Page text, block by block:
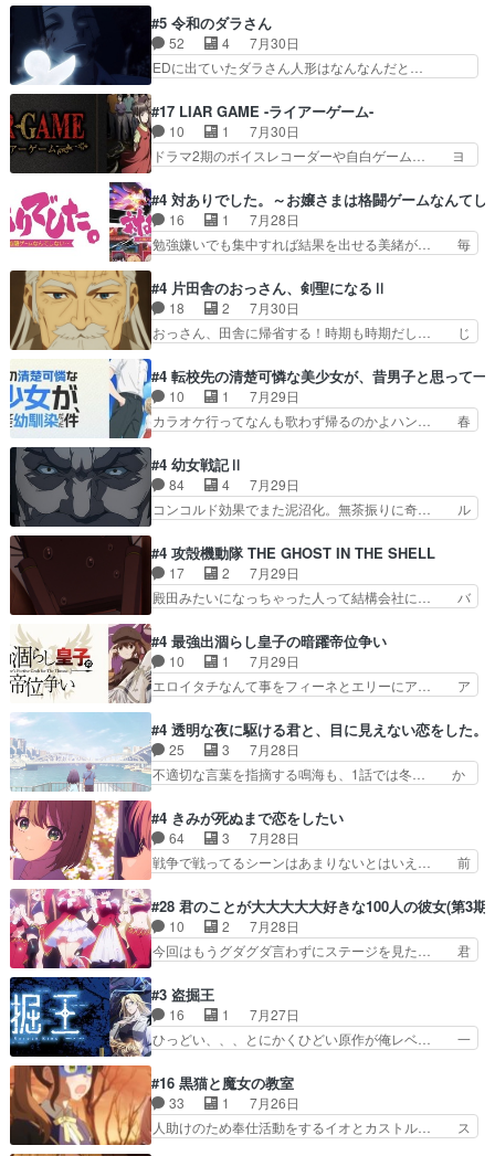
組みか‥Lv200帯の… そのために役割を超越する
者の出現させるた… アリスのお陰で他の勇者達も
共闘してくれ魔…
ちゃんの恋愛話をしたり、タバコを生産… ここう
っすら思ったことズバリ言ってくれて… おかし
い、さわやかだ 世話好きの陰に支配… ヤクねこ
のクワガタ取りの話見て切なくなっ… 普段は選別
れww唐突な作画力の正… なんか今日はかなり一
瞬で終わっちまったっ… 先週と比べてまだまとも
に見えた。4話は過…
#5 令和のダラさん
52 4
7月30日
EDに出ていたダラさん人形はなんなんだと…
惨な過去がきっちり現代に継承されている… ダラ
さんと姉弟の母との出会いの話やはりダ… ダラさ
んの過去話も佳境…げに恐ろしいは人… 第５話感
想：２人の過剰な貢ぎ物?の礼とし… 第５話感
系列が4話と入れ替わってるのね… こんなデカイ
のどうやって運ぶんだよ！？姉… ダラさん、人型
形態にもなれるんか!?w髪…
#17 LIAR GAME -ライアーゲーム-
10 1
7月30日
ドラマ2期のボイスレコーダーや自白ゲーム… ヨ
国の奴らも馬鹿が多いが、夜の国も同じ… ご視聴
ありがとうございました来週もよろし… 握った◯
治郎（中の人的に）仲間であるプレ… ヨコヤの頭
の回転の速さと人間の心理を利用… 夜の国のヨコ
で夜の国の独裁支配を強化、… やはりヨコヤいい
ですね。昼の国が勝てる流… 役で出演いたしまし
た。次回も緊張が止まり…
#4 対ありでした。～お嬢さまは格闘ゲームなんてし
16 1
7月28日
勉強嫌いでも集中すれば結果を出せる美緒が… 毎
なゲームも相手が強すぎるとやる気無く… テー
マ：テスト勉強と大会感想は、美緒がテ… すげー
ーーーーーーーー良い……。女性声優… 深夜の格
ゲー対戦よりテストの方がよっぽど… 真剣に授業
ストに向けて勉強会！美緒ちゃ… 受験勉強と戦闘
の2択なら戦闘を選ぶ娘w美… 勉強嫌いでバトル
を選ぶって、ひぐらしの沙…
#4 片田舎のおっさん、剣聖になるⅡ
18 2
7月30日
おっさん、田舎に帰省する！時期も時期だし… じ
れない爺さんには夢が詰まってると思う… クル
ニ、ヘンブリッツ、ミュイと一緒におっ… 帰省、
お供ヒロインはクルニ。順番的には確… 父親から
手紙が来た。サーベルボアの退治の… ここでヘン
家に帰ることに・ベリルはミュ… おっさんの親と
なるとお爺ちゃんだよね孫扱… ・ベリル、実家に
帰ることに・ベリルはミュ…
#4 転校先の清楚可憐な美少女が、昔男子と思って一
10 1
7月29日
カラオケ行ってなんも歌わず帰るのかよハン… 春
やらあの女優さんが春希のお母さんのよ… 春希ち
ゃん姫ちゃんに野菜の子も凄え可愛い… 隼人くん
のスマホを買いに行ってたけど完全… 第４話を
U-NEXTで視聴しました。視聴… スマホを買うた
見始めてたけどなんだかん… いきなりシリアス展
開ぶち込んでくるじゃん… 春希の家庭事情は複
雑。食事とか隼人が親身…
#4 幼女戦記Ⅱ
84 4
7月29日
コンコルド効果でまた泥沼化。無茶振りに奇… ル
グを更新しました!!宜しければ、是非… 計画通り
にはいかないね笑やり遂げた(ほぼ… 今回もター
ニャに不都合なことがあったりし… 白髪の男性が
語った家族を失った喪無感が、… 連邦に対して有
油を注ぐターニャの勝利軍… 犠牲を払っても良い
ならお前たちが前線へ行… 戦闘がアッサリし過ぎ
じゃない？戦争がメイ…
#4 攻殻機動隊 THE GHOST IN THE SHELL
17 2
7月29日
殿田みたいになっちゃった人って結構会社に… バ
見た目もうただのロボでしかないんだよ… 俺らの
汗拭きそりゃいやだろwwバトー＆ト… イノセン
スの元となった回だけど、ガイノイ… アダム・リ
ンクやジェイムスン(教授)型サ… アンドロイドも
センスの土台になったエピ… コミカルなのにも慣
れてきました。１話でし… ロボットの反乱は今と
なっては良くある話し…
#4 最強出涸らし皇子の暗躍帝位争い
10 1
7月29日
エロイタチなんて事をフィーネとエリーにア… ア
スターを呼ぶ笛？黒幕は狩猟祭とは関係… 平凡な
少女に見える眼鏡w眼鏡属性は持ち合… 神アニ
メ、ケテーイ！「騎士狩猟祭、前夜の… フィーネ
がアルノルトに活躍してもらいたが… 第４話を
とフィーネの２度目のデート出… マジできな臭い
ぞ帝位争い。姉からの刺客を… ふぃーねと町の様
子を見に行ったら町中で窃…
#4 透明な夜に駆ける君と、目に見えない恋をした。
25 3
7月28日
不適切な言葉を指摘する鳴海も、1話では冬… か
接していいのかわからず戸惑うかけるも… 盲目だ
と相手の表情も分からないからどう思… 今期のバ
ックナンバーみたいなOPアニメ。… 初デートで
冬月を笑わせようとする姿も冬月… 特に大きな事
を笑わせようとする姿も冬月… 3話までは主人公
がどうでもいいことでずっ… 花火購入に浅草へ…
行き当たりばったり訪問…
#4 きみが死ぬまで恋をしたい
64 3
7月28日
戦争で戦ってるシーンはあまりないとはいえ… 前
の存在で揺らぐ14クラス約束された死… ミミの
秘密をあっさり受け入れたのは拍子抜… 蘇生魔法
って下衆い国なら進退窮まったら手… 蘇生魔法ヤ
バイけどミミいなかったら詰んで… アニメオタク
うございました！アリとセイ… ごめん、そういう
話がしたい作品じゃないの… 第４話感想：その口
止め効果あるかな？ミミ…
#28 君のことが大大大大大好きな100人の彼女(第3期)
10 2
7月28日
今回はもうグダグダ言わずにステージを見た… 君
カノ版ラブライブ！？こういうのは人… 俺、みん
なのレッスン動画をDVDが焼きき… アナウンス
役で出演いたしましたみんなのア… 恋太郎ファミ
リーがガチでアイドルに挑戦！… ギャグギャグし
カノGirlfrien… 『アイドル伝説恋太郎ファミリ
ー』にて「ア… 安木路佐ウル子役で出演いたしま
したクォリ…
#3 盗掘王
16 1
7月27日
ひっどい、、、とにかくひどい原作が俺レベ… 一
美咲さんと言えば幼女！アイマスの市原… 遼河は
目的の為には人命も軽視するタイプの… 4つのス
キルが揃う。広い墓を捜索中、遼河… 村正はそん
なおどろおどろしいエピソードあ… 気持ちよくし
#16 黒猫と魔女の教室
33 1
7月26日
人助けのため奉仕活動をするイオとカストル… ス